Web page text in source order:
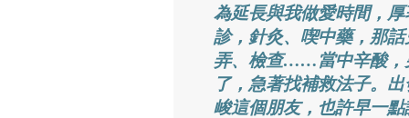
為延長與我做愛時間，
診，針灸、喫中藥，那
弄、檢查……當中辛酸，
了，急著找補救法子。
峻這個朋友，也許早一